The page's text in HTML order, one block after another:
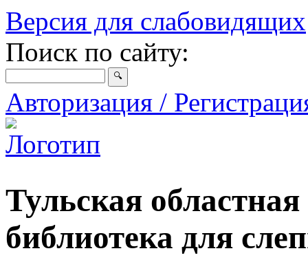
Версия для слабовидящих
Поиск по сайту:
Авторизация /
Тульская
библиотека для